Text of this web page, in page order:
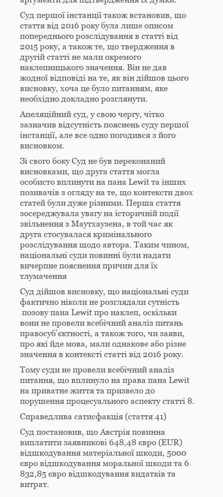
Суд першої інстанції також встановив, що
стаття від 2016 року була лише описом
попереднього розслідування в статті від
2015 року, а також те, що твердження в
другій статті не мали окремого
наклепницького значення. Він не дав
жодної відповіді на те, як він дійшов цього
висновку, хоча це було питанням, яке
необхідно докладно розглянути.
Апеляційний суд, у свою чергу, чітко
зазначив відсутність пояснень суду першої
інстанції, але все одно погодився з його
висновком.
Зі свого боку Суд не був переконаний
висновками, що друга стаття могла
особисто вплинути на пана Lewit та інших
позивачів з огляду на те, що контексти двох
статей були дуже різними. Перша стаття
зосереджувала увагу на історичній події
звільнення з Маутхаузена, в той час як
друга стосувалася кримінального
розслідування щодо автора. Таким чином,
національні суди повинні були надати
вичерпне пояснення причин для їх
тлумачення
Суд дійшов висновку, що національні суди
фактично ніколи не розглядали сутність
позову пана Lewit про наклеп, оскільки
вони не провели всебічний аналіз питань
правосуб’єктності, а також того, чи заяви,
про які йде мова, мали однакове або різне
значення в контексті статті від 2016 року.
Тому суди не провели всебічний аналіз
питання, що вплинуло на права пана Lewit
на приватне життя та призвело до
порушення процесуального аспекту статті 8.
Справедлива сатисфакція (стаття 41)
Суд постановив, що Австрія повинна
виплатити заявникові 648,48 євро (EUR)
відшкодування матеріальної шкоди, 5000
євро відшкодування моральної шкоди та 6
832,85 євро відшкодування видатків та
витрат.